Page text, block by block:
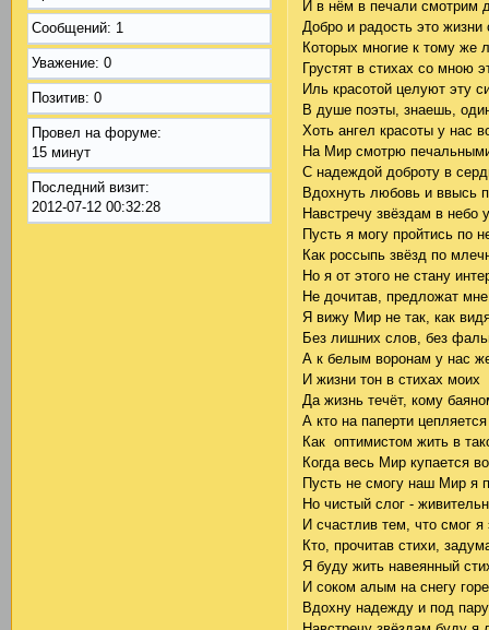
Сообщений: 1
Уважение: 0
Позитив: 0
Провел на форуме:
15 минут
Последний визит:
2012-07-12 00:32:28
И в нём в печали смотрим
Добро и радость это
Которых многие к тому же
Грустят в стихах со мною
Иль красотой целуют эту
В душе поэты, знаешь,
Хоть ангел красоты у нас
На Мир смотрю
С надеждой доброту в
Вдохнуть любовь и
Навстречу звёздам в небо
Пусть я могу пройтись по
Как россыпь звёзд по
Но я от этого не стану
Не дочитав, предложат
Я вижу Мир не так, как
Без лишних слов, без
А к белым воронам у нас
И жизни тон в стихах моих
Да жизнь течёт, кому
А кто на паперти
Как оптимистом жить в
Когда весь Мир купается
Пусть не смогу наш Мир я
Но чистый слог -
И счастлив тем, что смог я
Кто, прочитав стихи,
Я буду жить навеянный
И соком алым на снегу
Вдохну надежду и под